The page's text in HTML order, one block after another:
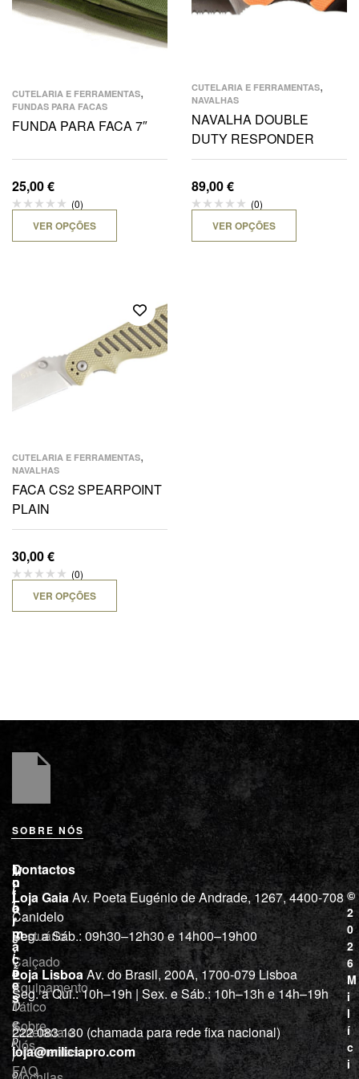
CUTELARIA E FERRAMENTAS,
FUNDAS PARA FACAS
FUNDA PARA FACA 7″
25,00€
(0)
VER OPÇÕES
CUTELARIA E FERRAMENTAS,
NAVALHAS
NAVALHA DOUBLE
DUTY RESPONDER
89,00€
(0)
VER OPÇÕES
CUTELARIA E FERRAMENTAS,
NAVALHAS
FACA CS2 SPEARPOINT
PLAIN
30,00€
(0)
VER OPÇÕES
SOBRE NÓS
M
i
l
í
c
i
a
“
D
e
p
r
o
L
o
j
a
Vestuário
Calçado
Equipamento
Tático
Cutelaria e
ferramentas
I
n
f
o
r
m
a
ç
õ
e
s
Sobre
Nós
FAQ
Contactos
Loja GaiaAv. Poeta Eugénio de Andrade, 1267, 4400-708
Canidelo
Seg. a Sáb.: 09h30–12h30 e 14h00–19h00
Loja LisboaAv. do Brasil, 200A, 1700-079 Lisboa
Seg. a Qui.: 10h–19h | Sex. e Sáb.: 10h–13h e 14h–19h
222 083 130 (chamada para rede fixa nacional)
loja@miliciapro.com
©
2
0
2
6
M
i
l
í
c
i